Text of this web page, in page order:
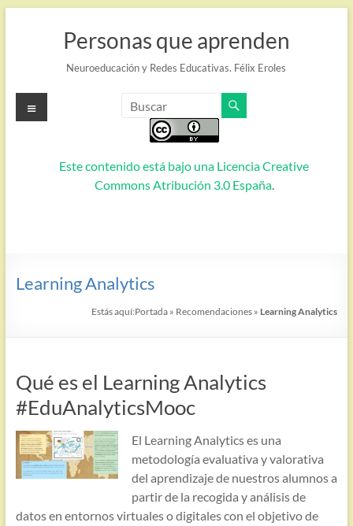
Personas que aprenden
Neuroeducación y Redes Educativas. Félix Eroles
Este contenido está bajo una Licencia Creative
Commons Atribución 3.0 España.
Menú
Learning Analytics
Estás aquí:Portada » Recomendaciones » Learning Analytics
Qué es el Learning Analytics
#EduAnalyticsMooc
El Learning Analytics es una
metodología evaluativa y valorativa
del aprendizaje de nuestros alumnos a
partir de la recogida y análisis de
datos en entornos virtuales o digitales con el objetivo de